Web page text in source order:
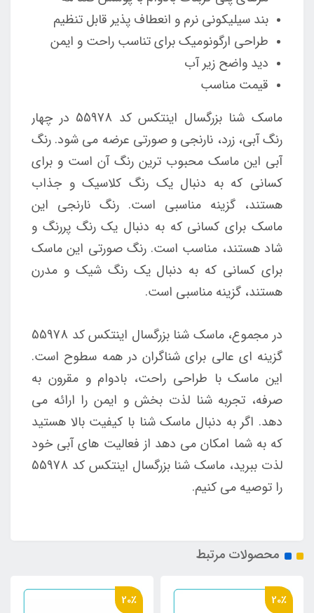
بند سیلیکونی نرم و انعطاف پذیر قابل تنظیم
طراحی ارگونومیک برای تناسب راحت و ایمن
دید واضح زیر آب
قیمت مناسب
ماسک شنا بزرگسال اینتکس کد 55978 در چهار
رنگ آبی، زرد، نارنجی و صورتی عرضه می شود. رنگ
آبی این ماسک محبوب ترین رنگ آن است و برای
کسانی که به دنبال یک رنگ کلاسیک و جذاب
هستند، گزینه مناسبی است. رنگ نارنجی این
ماسک برای کسانی که به دنبال یک رنگ پررنگ و
شاد هستند، مناسب است. رنگ صورتی این ماسک
برای کسانی که به دنبال یک رنگ شیک و مدرن
هستند، گزینه مناسبی است.
در مجموع، ماسک شنا بزرگسال اینتکس کد 55978
گزینه ای عالی برای شناگران در همه سطوح است.
این ماسک با طراحی راحت، بادوام و مقرون به
صرفه، تجربه شنا لذت بخش و ایمن را ارائه می
دهد. اگر به دنبال ماسک شنا با کیفیت بالا هستید
که به شما امکان می دهد از فعالیت های آبی خود
لذت ببرید، ماسک شنا بزرگسال اینتکس کد 55978
را توصیه می کنیم.
محصولات مرتبط
20٪ 20٪